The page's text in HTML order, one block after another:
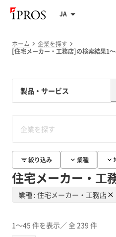
JA
ホーム
企業を探す
[住宅メーカー・工務店]の検索結果1
製品・サービス
住宅メーカー・工
業種 : 住宅メーカー・工務店
1～45 件を表示／ 全 239 件
絞り込み 業種